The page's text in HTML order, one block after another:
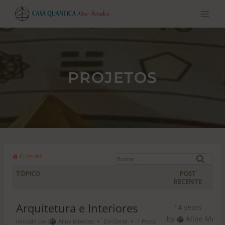
Pular
para
o
PROJETOS
B
a
r
/ Fóruns
TÓPICO
POST
RECENTE
Arquitetura e Interiores
Iniciado por: Aline Mendes Em:Geral 1 Posts
14 years
by
Aline